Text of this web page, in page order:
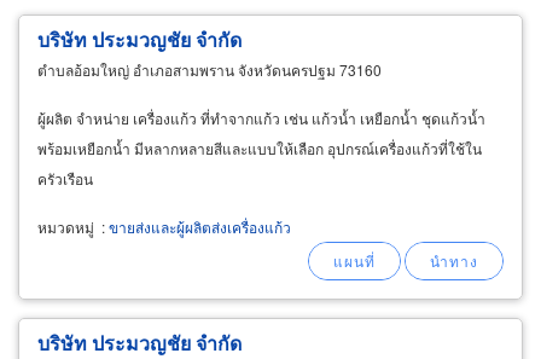
บริษัท ประมวญชัย จำกัด
ตำบลอ้อมใหญ่ อำเภอสามพราน จังหวัดนครปฐม 73160
ผู้ผลิต จำหน่าย เครื่องแก้ว ที่ทำจากแก้ว เช่น แก้วน้ำ เหยือกน้ำ ชุดแก้วน้ำ
พร้อมเหยือกน้ำ มีหลากหลายสีและแบบให้เลือก อุปกรณ์เครื่องแก้วที่ใช้ใน
ครัวเรือน
หมวดหมู่ :ขายส่งและผู้ผลิตส่งเครื่องแก้ว
บริษัท ประมวญชัย จำกัด